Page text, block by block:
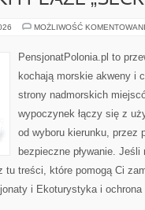
MOŻLIWOŚĆ
PensjonatPolonia.pl to
kochają morskie akweny i
strony nadmorskich
wypoczynek łączy się z
od wyboru kierunku, przez
bezpieczne pływanie.
treści, które pomogą Ci
i Ekoturystyka i ochrona